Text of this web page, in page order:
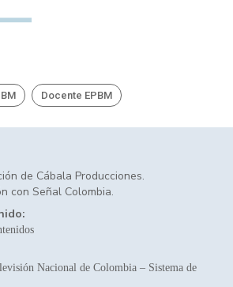
Docente EPBM
de Cábala Producciones.
con Señal Colombia.
Nacional de Colombia – Sistema de